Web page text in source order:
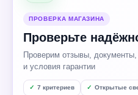
ПРОВЕРКА МАГАЗИНА
Проверьте
Проверим отзывы, документы, контакты,
и условия гарантии
7 критериев Открытые